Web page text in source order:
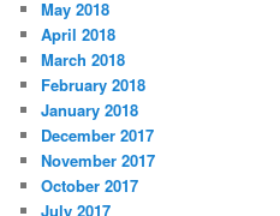
May 2018
April 2018
March 2018
February 2018
January 2018
December 2017
November 2017
October 2017
July 2017